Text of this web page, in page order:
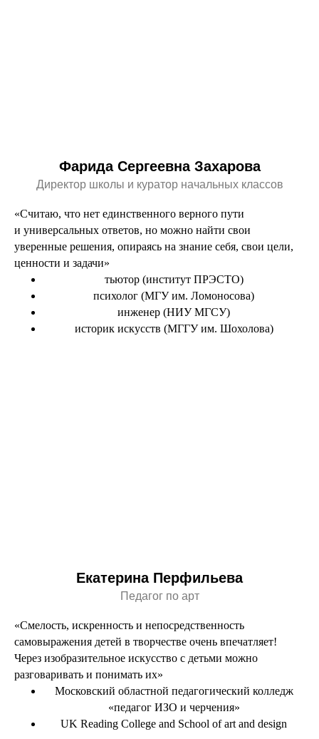
Фарида Сергеевна Захарова
Директор школы и куратор начальных классов
«Считаю, что нет единственного верного пути
и универсальных ответов, но можно найти свои
уверенные решения, опираясь на знание себя, свои цели,
ценности и задачи»
тьютор (институт ПРЭСТО)
психолог (МГУ им. Ломоносова)
инженер (НИУ МГСУ)
историк искусств (МГГУ им. Шохолова)
Екатерина Перфильева
Педагог по арт
«Смелость, искренность и непосредственность
самовыражения детей в творчестве очень впечатляет!
Через изобразительное искусство с детьми можно
разговаривать и понимать их»
Московский областной педагогический колледж
«педагог ИЗО и черчения»
UK Reading College and School of art and design